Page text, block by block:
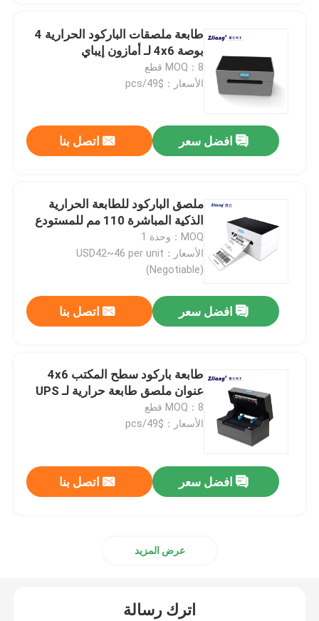
طابعة ملصقات الباركود الحرارية 4
بوصة 4x6 لـ أمازون إيباي
MOQ：8 قطع
الأسعار：$49/pcs
افضل سعر اتصل بنا
ملصق الباركود للطابعة الحرارية
الذكية المباشرة 110 مم للمستودع
MOQ：وحدة 1
الأسعار：USD42~46 per unit
(Negotiable)
افضل سعر اتصل بنا
طابعة باركود سطح المكتب 4x6
عنوان ملصق طابعة حرارية لـ UPS
MOQ：8 قطع
الأسعار：$49/pcs
افضل سعر اتصل بنا
عرض المزيد
اترك رسالة